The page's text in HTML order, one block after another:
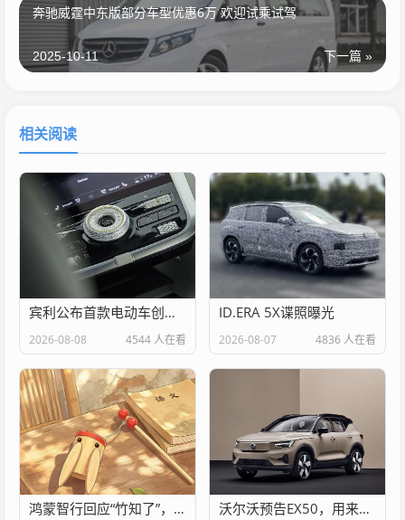
奔驰威霆中东版部分车型优惠6万 欢迎试乘试驾
下一篇 »
2025-10-11
相关阅读
宾利公布首款电动车创新驾驶模式
2026-08-08 4544 人在看
ID.ERA 5X谍照曝光
2026-08-07 4836 人在看
鸿蒙智行回应“竹知了”，没想象中那么“玻璃心” 沃尔沃预告EX50，用来接棒EX40